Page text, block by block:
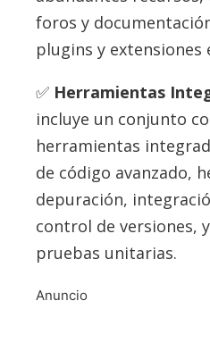
foros y
plugins y extensiones
Herramientas
incluye un conjunto
herramientas
de código avanzado,
depuración,
control de versiones,
pruebas unitarias.
Anuncio